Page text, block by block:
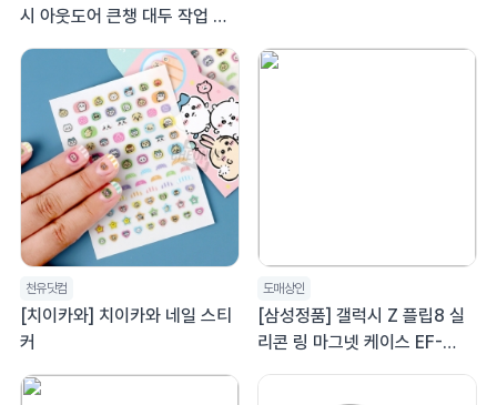
시 아웃도어 큰챙 대두 작업 모
자 개별OPP포장
천유닷컴
[치이카와] 치이카와 네일 스티
커
도매상인
[삼성정품] 갤럭시 Z 플립8 실
리콘 링 마그넷 케이스 EF-
EF776